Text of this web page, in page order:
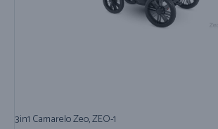
3in1 Camarelo Zeo, ZEO-1